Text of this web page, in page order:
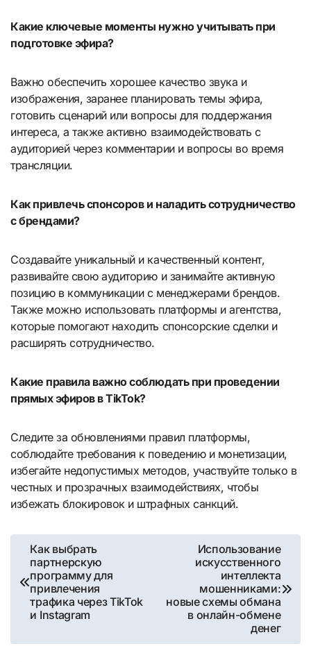
Какие ключевые моменты нужно учитывать при
подготовке эфира?
Важно обеспечить хорошее качество звука и
изображения, заранее планировать темы эфира,
готовить сценарий или вопросы для поддержания
интереса, а также активно взаимодействовать с
аудиторией через комментарии и вопросы во время
трансляции.
Как привлечь спонсоров и наладить сотрудничество
с брендами?
Создавайте уникальный и качественный контент,
развивайте свою аудиторию и занимайте активную
позицию в коммуникации с менеджерами брендов.
Также можно использовать платформы и агентства,
которые помогают находить спонсорские сделки и
расширять сотрудничество.
Какие правила важно соблюдать при проведении
прямых эфиров в TikTok?
Следите за обновлениями правил платформы,
соблюдайте требования к поведению и монетизации,
избегайте недопустимых методов, участвуйте только в
честных и прозрачных взаимодействиях, чтобы
избежать блокировок и штрафных санкций.
Навигация
по
записям
Как выбрать
партнерскую
программу для
привлечения
трафика через TikTok
и Instagram
Использование
искусственного
интеллекта
мошенниками:
новые схемы обмана
в онлайн-обмене
денег